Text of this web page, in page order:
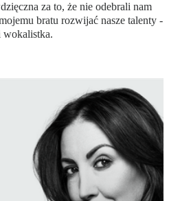
za to, że nie odebrali nam
bratu rozwijać nasze talenty -